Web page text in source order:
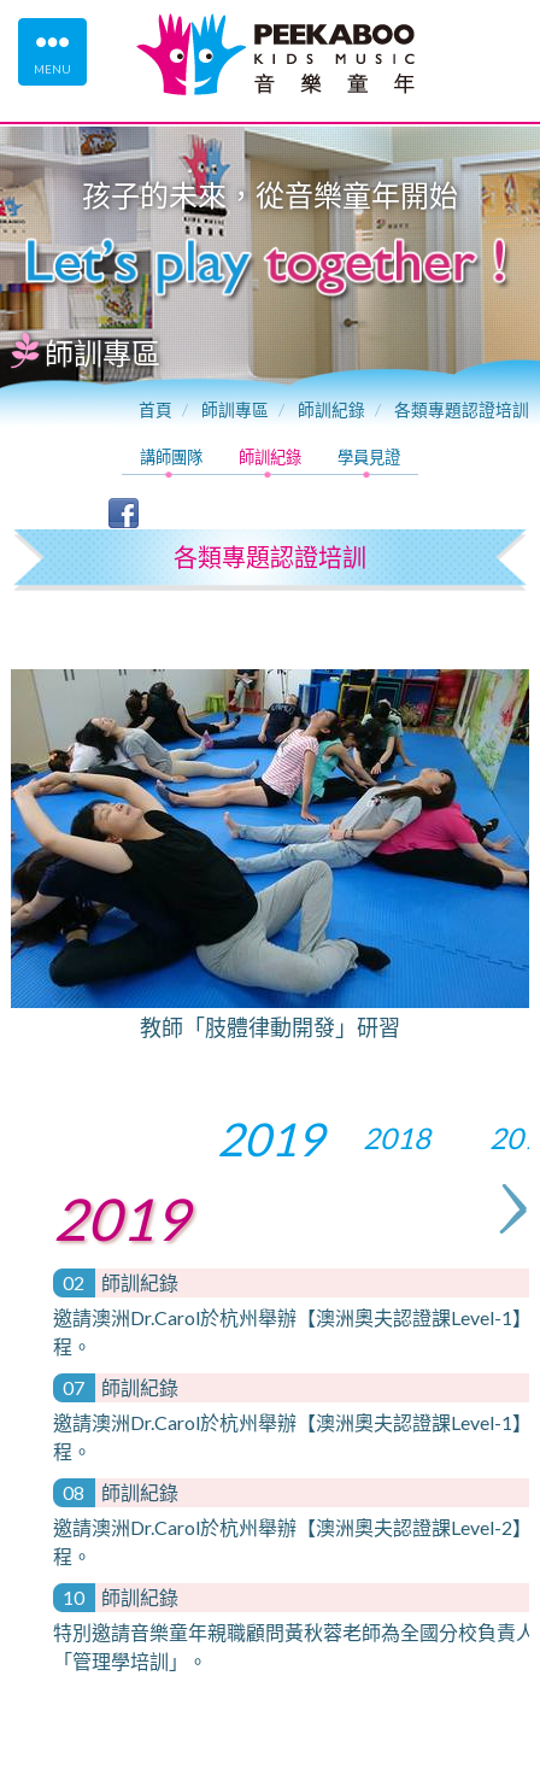
MENU
孩子的未來，從音樂童年開始
首頁 師訓專區 師訓紀錄 各類專題認證培訓
師訓專區
講師團隊 師訓紀錄 學員見證
各類專題認證培訓
教師「肢體律動開發」研習
2019 2018
2019
02
師訓紀錄
邀請澳洲Dr.Carol於杭州舉辦【澳洲奧夫認證課Level-1】
程。
07
師訓紀錄
邀請澳洲Dr.Carol於杭州舉辦【澳洲奧夫認證課Level-1】
程。
08
師訓紀錄
邀請澳洲Dr.Carol於杭州舉辦【澳洲奧夫認證課Level-2】
程。
10
師訓紀錄
特別邀請音樂童年親職顧問黃秋蓉老師為全國分校負責人
「管理學培訓」。